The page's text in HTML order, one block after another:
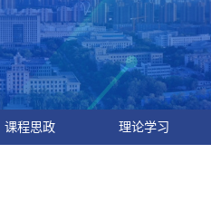
课程思政 理论学习